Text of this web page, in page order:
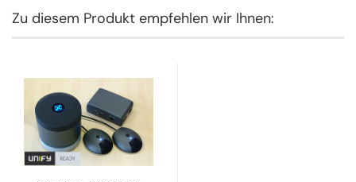
Zu diesem Produkt empfehlen wir Ihnen: